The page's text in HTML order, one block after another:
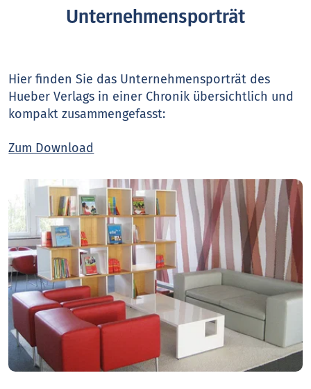
Unternehmensporträt
Hier finden Sie das Unternehmensporträt des
Hueber Verlags in einer Chronik übersichtlich und
kompakt zusammengefasst:
Zum Download